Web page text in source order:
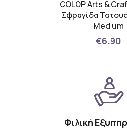
COLOP Arts &
Σφραγίδα
Medium
€6.90
Φιλική